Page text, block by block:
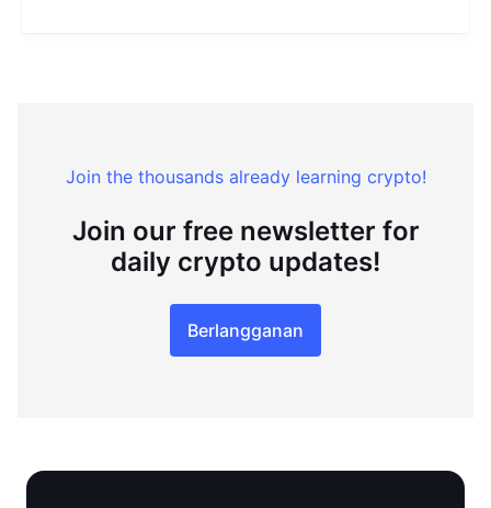
Join the thousands already learning crypto!
Join our free newsletter for
daily crypto updates!
Berlangganan